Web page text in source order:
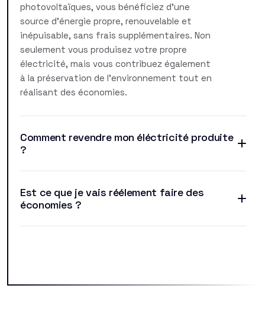
photovoltaïques, vous bénéficiez d'une
source d'énergie propre, renouvelable et
inépuisable, sans frais supplémentaires. Non
seulement vous produisez votre propre
électricité, mais vous contribuez également
à la préservation de l'environnement tout en
réalisant des économies.
Comment revendre mon éléctricité produite
?
Est ce que je vais réélement faire des
économies ?